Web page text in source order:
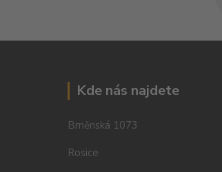
Kde nás najdete
Brněnská 1073
Rosice